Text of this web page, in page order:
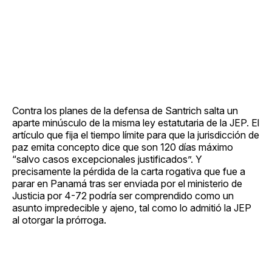
Contra los planes de la defensa de Santrich salta un
aparte minúsculo de la misma ley estatutaria de la JEP. El
artículo que fija el tiempo límite para que la jurisdicción de
paz emita concepto dice que son 120 días máximo
“salvo casos excepcionales justificados”. Y
precisamente la pérdida de la carta rogativa que fue a
parar en Panamá tras ser enviada por el ministerio de
Justicia por 4-72 podría ser comprendido como un
asunto impredecible y ajeno, tal como lo admitió la JEP
al otorgar la prórroga.